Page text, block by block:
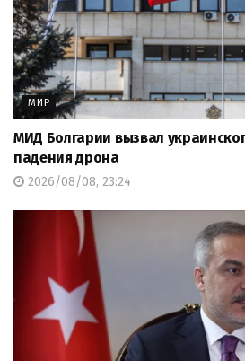
МИР
МИД Болгарии вызвал
падения дрона
2026/08/08, 23:24